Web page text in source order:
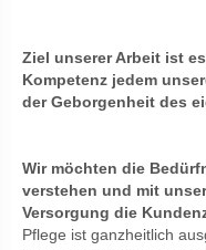
Ziel unserer Arbeit ist
Kompetenz jedem
der Geborgenheit des
Wir möchten die
verstehen und mit
Versorgung die
Pflege ist ganzheitlich